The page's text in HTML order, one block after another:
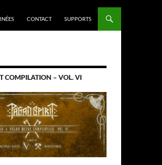
CONTACT SUPPORTS
COMPILATION – VOL. VI